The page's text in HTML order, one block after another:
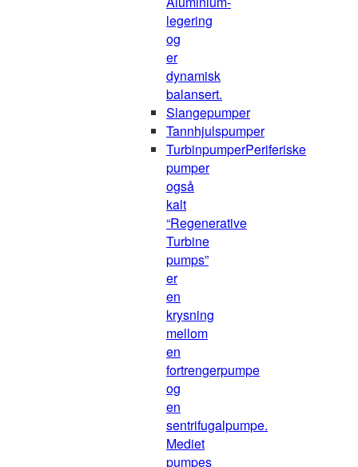
legering
og
er
dynamisk
balansert.
Slangepumper
Tannhjulspumper
TurbinpumperPeriferiske
pumper
også
kalt
“Regenerative
Turbine
pumps”
er
en
krysning
mellom
en
fortrengerpumpe
og
en
sentrifugalpumpe.
Mediet
pumpes